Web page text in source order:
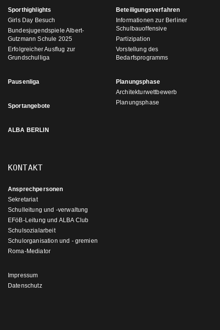
Sporthighlights
Girls Day Besuch
Bundesjugendspiele Albert-
Gutzmann Schule 2025
Erfolgreicher Ausflug zur
Grundschulliga
Pausenliga
Sportangebote
ALBA BERLIN
Beteiligungsverfahren
Informationen zur Berliner
Schulbauoffensive
Partizipation
Vorstellung des
Bedarfsprogramms
Planungsphase
Architekturwettbewerb
Planungsphase
KONTAKT
Ansprechpersonen
Sekretariat
Schulleitung und -verwaltung
EFöB-Leitung und ALBA Club
Schulsozialarbeit
Schulorganisation und - gremien
Roma-Mediator
Impressum
Datenschutz